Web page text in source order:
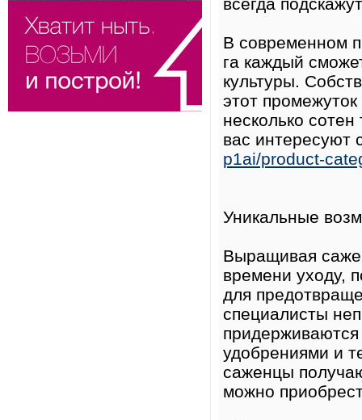
В современном
га каждый
культуры.
этот
несколько
вас интересуют
p1ai/product-
Уникальные
Выращивая
времени уходу,
для
специалисты
удобрениями и
саженцы
можно